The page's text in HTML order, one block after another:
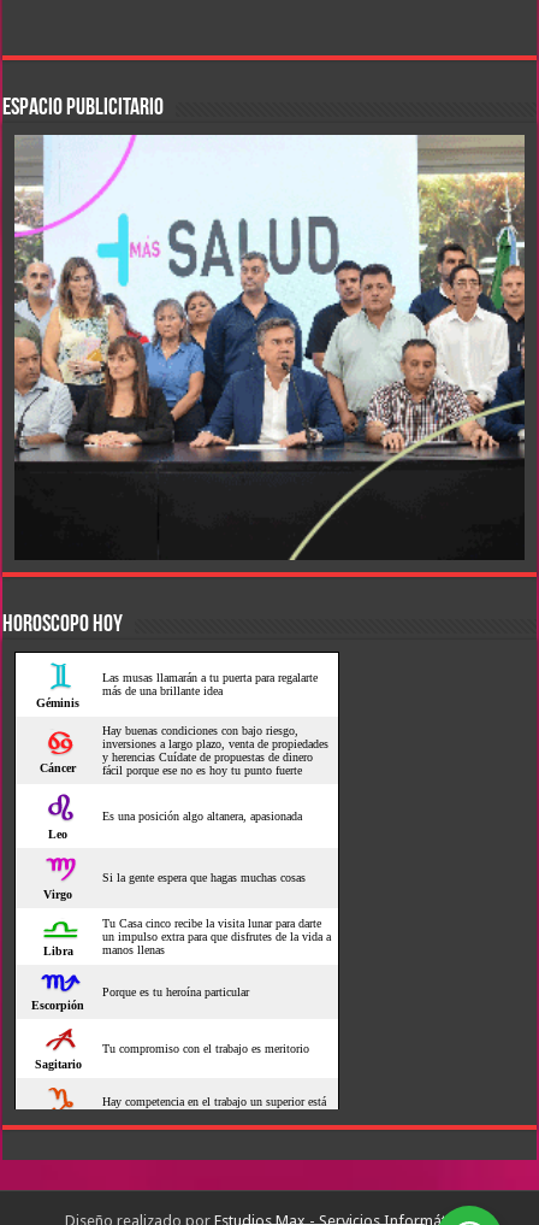
ESPACIO PUBLICITARIO
HOROSCOPO HOY
Diseño realizado por Estudios Max - Servicios Informáticos